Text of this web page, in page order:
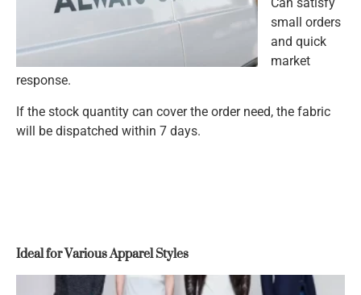
small orders
and quick
market
response.
If the stock quantity can cover the order need, the fabric
will be dispatched within 7 days.
Ideal for Various Apparel Styles